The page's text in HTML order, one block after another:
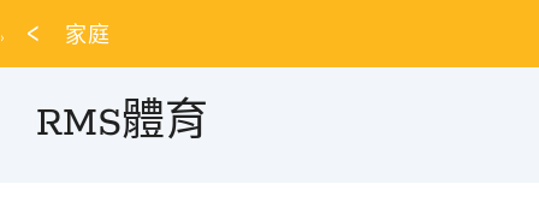
家庭
RMS體育